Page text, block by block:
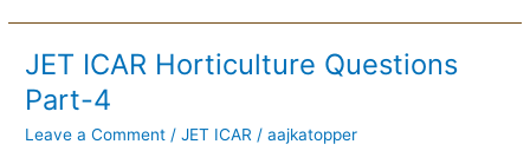
JET ICAR Horticulture Questions
Part-4
Leave a Comment /JET ICAR /aajkatopper
JET
ICAR
Horticulture
Questions